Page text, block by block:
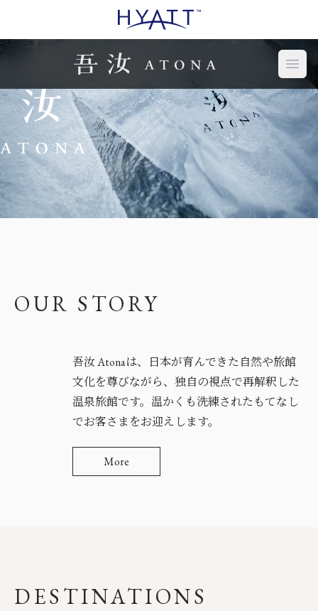
OUR STORY
吾汝 Atonaは、日本が育んできた自然や旅館
文化を尊びながら、独自の視点で再解釈した
温泉旅館です。温かくも洗練されたもてなし
でお客さまをお迎えします。
More
DESTINATIONS